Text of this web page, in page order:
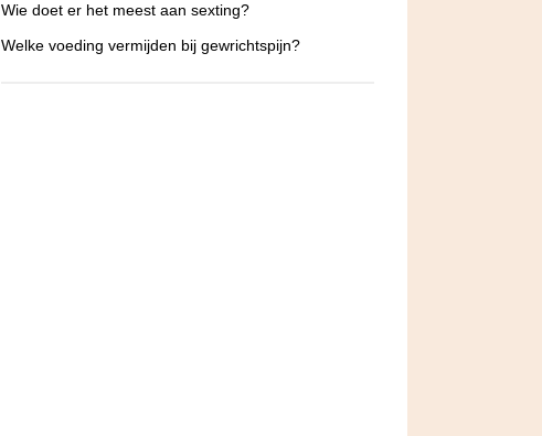
Wie doet er het meest aan sexting?
Welke voeding vermijden bij gewrichtspijn?